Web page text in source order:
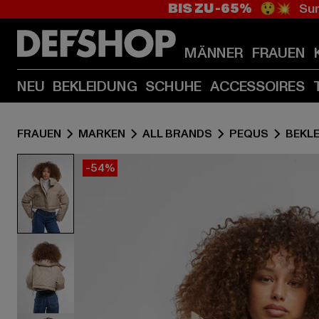
BIS ZU -65% 😲💥
MÄNNER FRAUEN
NEU BEKLEIDUNG SCHUHE ACCESSOIRES
FRAUEN MARKEN ALL BRANDS PEQUS
-54%